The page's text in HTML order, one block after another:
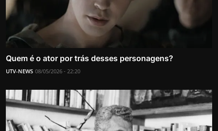
Quem é o ator por trás desses personagens?
UTV-NEWS 08/05/2026 - 22:20